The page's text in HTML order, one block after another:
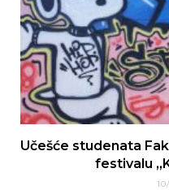
Učešće studenata
festivalu